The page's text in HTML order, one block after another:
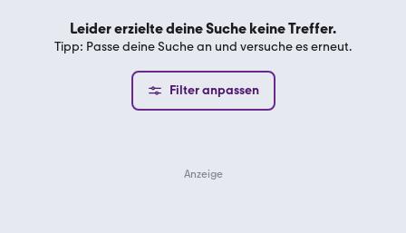
Leider erzielte deine Suche keine Treffer.
Tipp: Passe deine Suche an und versuche es erneut.
Filter anpassen